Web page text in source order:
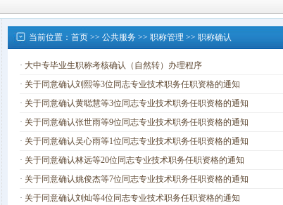
当前位置： 首页>> 公共服务>> 职称管理 >> 职称确认
· 大中专毕业生职称考核确认（自然转）办理程序
· 关于同意确认刘熙等3位同志专业技术职务任职资格的通知
· 关于同意确认黄聪慧等3位同志专业技术职务任职资格的通知
· 关于同意确认张世雨等9位同志专业技术职务任职资格的通知
· 关于同意确认吴心雨等1位同志专业技术职务任职资格的通知
· 关于同意确认林远等20位同志专业技术职务任职资格的通知
· 关于同意确认姚俊杰等7位同志专业技术职务任职资格的通知
· 关于同意确认刘灿等4位同志专业技术职务任职资格的通知